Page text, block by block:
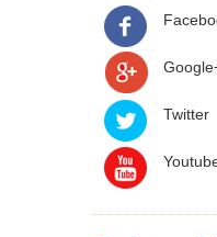
Twitter